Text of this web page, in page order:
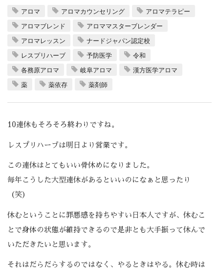
アロマ アロマカウンセリング
アロマテラピー
アロマブレンド
アロママスターブレンダー
アロマレッスン
ナードジャパン認定校
レスプリハーブ
予防医学
令和
各務原アロマ
岐阜アロマ
漢方医学アロマ
薬
薬依存 薬剤師
10連休もそろそろ終わりですね。
レスプリハーブは明日より営業です。
この連休はとてもいい骨休めになりました。
毎年こうした大型連休があるといいのになぁと思ったり
（笑）
休むということに罪悪感を持ちやすい日本人ですが、休むこ
とで身体の状態が維持できるので是非とも大手振って休んで
いただきたいと思います。
それはだらだらするのではなく、やるときはやる。休む時は